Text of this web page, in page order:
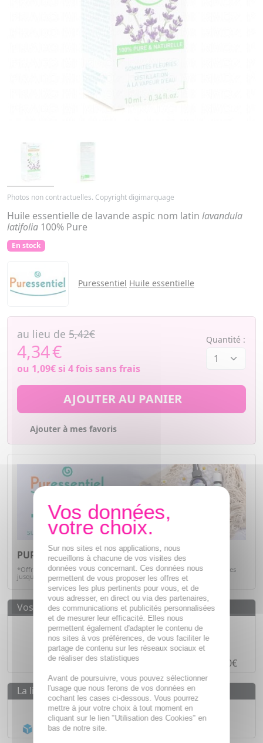
Photos non contractuelles. Copyright digimarquage
Huile essentielle de lavande aspic nom latin lavandula
latifolia 100% Pure
En stock
Puressentiel Huile essentielle
au lieu de 5,42€
4,34€
ou 1,09€si 4 fois sans frais
Quantité :
AJOUTER AU PANIER
Ajouter à mes favoris
PURESSENTIEL -20%*
*Offre valable sur articles signalés, dans la limite des stocks disponibles
jusqu'au 31/08/2026.Voir la sélection
Vos avantages
Des prixIMBATTABLES
Paiement en ligneSÉCURISÉ
Paiement en 4 fois sans frais à partir de 30€
La livraison
Livraison gratuite dès55€
Acheminement Chronopost
Sur nos sites et nos applications, nous
recueillons à chacune de vos visites des
données vous concernant. Ces données nous
permettent de vous proposer les offres et
services les plus pertinents pour vous, et de
vous adresser, en direct ou via des partenaires,
des communications et publicités personnalisées
et de mesurer leur efficacité. Elles nous
permettent également d'adapter le contenu de
nos sites à vos préférences, de vous faciliter le
partage de contenu sur les réseaux sociaux et
de réaliser des statistiques
Avant de poursuivre, vous pouvez sélectionner
l'usage que nous ferons de vos données en
cochant les cases ci-dessous. Vous pourrez
mettre à jour votre choix à tout moment en
cliquant sur le lien "Utilisation des Cookies" en
bas de notre site.